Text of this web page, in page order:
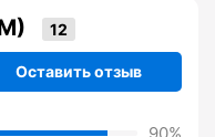
Оставить отзыв